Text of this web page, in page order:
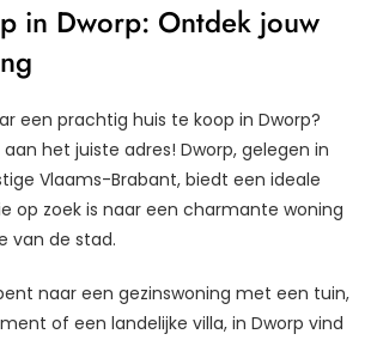
in Dworp: Ontdek jouw
een prachtig huis te koop in Dworp?
het juiste adres! Dworp, gelegen in
Vlaams-Brabant, biedt een ideale
op zoek is naar een charmante woning
van de stad.
naar een gezinswoning met een tuin,
of een landelijke villa, in Dworp vind